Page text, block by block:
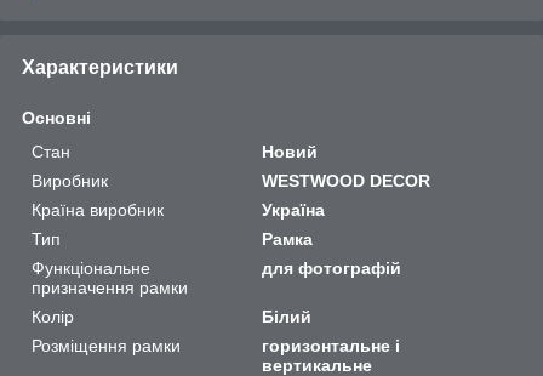
Характеристики
Основні
Стан
Новий
Виробник
WESTWOOD DECOR
Країна виробник
Україна
Тип
Рамка
Функціональне
призначення рамки
для фотографій
Колір
Білий
Розміщення рамки
горизонтальне і
вертикальне